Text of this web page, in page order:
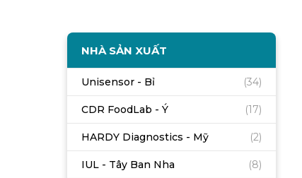
NHÀ SẢN XUẤT
Unisensor - Bỉ (34)
CDR FoodLab - Ý (17)
HARDY Diagnostics - Mỹ (2)
IUL - Tây Ban Nha (8)